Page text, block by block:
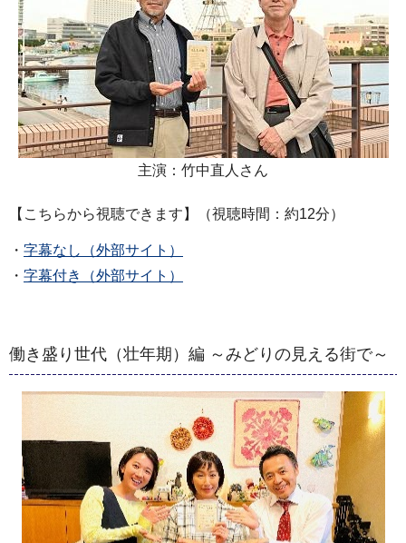
主演：竹中直人さん
【こちらから視聴できます】（視聴時間：約12分）
・ 字幕なし（外部サイト）
・ 字幕付き（外部サイト）
働き盛り世代（壮年期）編 ～みどりの見える街で～